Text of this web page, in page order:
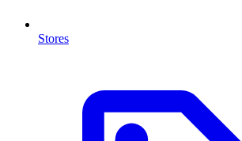
Stores